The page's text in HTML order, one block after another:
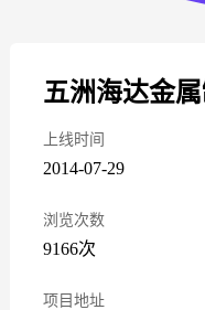
五洲海达金
上线时间
2014-07-29
浏览次数
9166次
项目地址